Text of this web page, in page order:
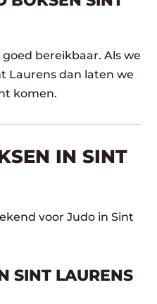
bereikbaar. Als we
Laurens dan laten we
komen.
IN SINT
voor Judo in Sint
SINT LAURENS